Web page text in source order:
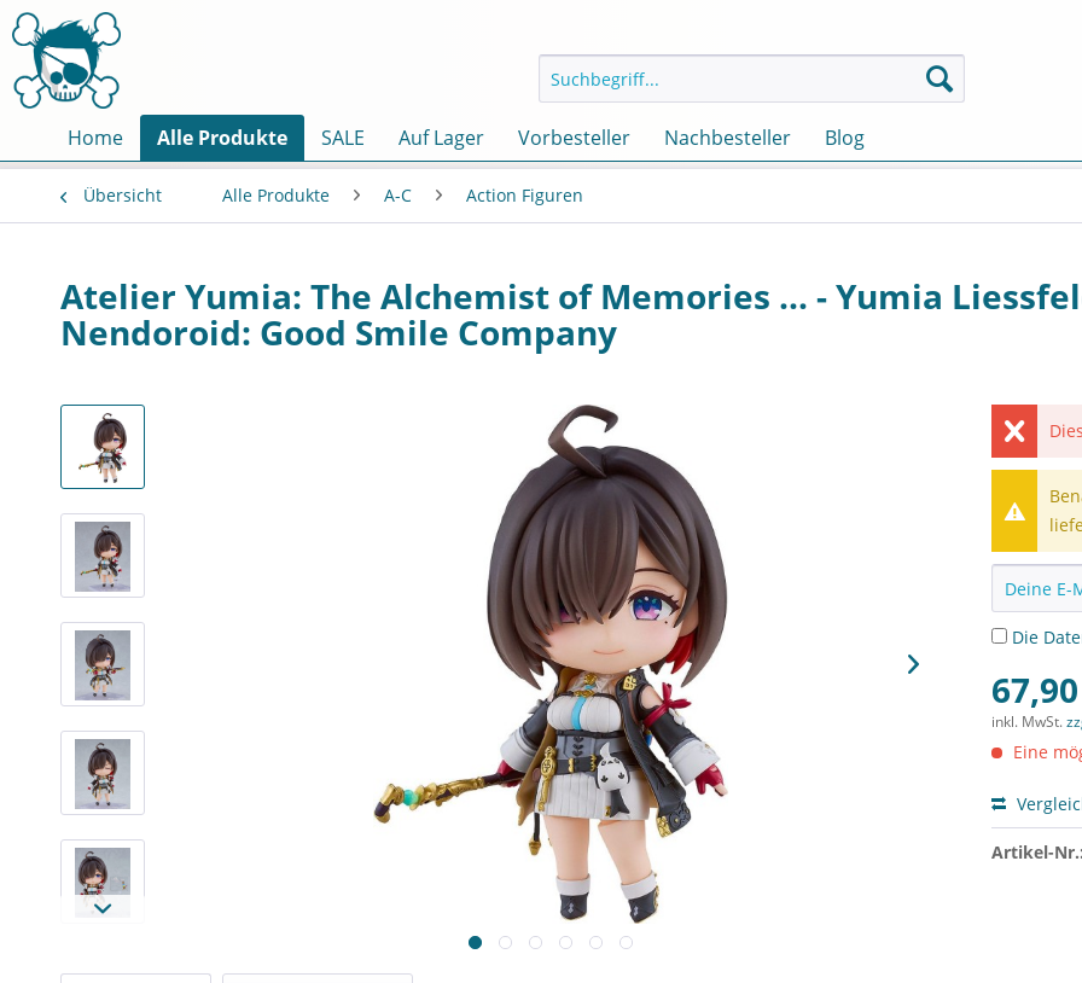
Home Alle Produkte SALE Auf Lager Vorbesteller Nachbesteller Blog
Übersicht Alle Produkte A-C Action Figuren
Atelier Yumia: The Alchemist of Memories ... - Yumia
Nendoroid: Good Smile Company
Die
inkl. MwSt.
Eine
Artikel-Nr.: